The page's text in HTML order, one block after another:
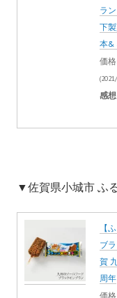
ラ
下
本&
価
感
▼佐賀県小城市 ふ
【
ブ
賀
周年
価